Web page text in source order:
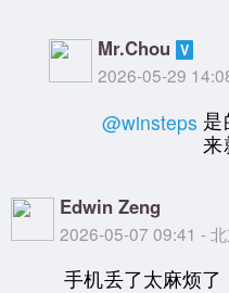
Mr.Chou
2026-05-29
@winsteps 是
来
Edwin Zeng
2026-05-07 09:41 -
手机丢了太麻烦了